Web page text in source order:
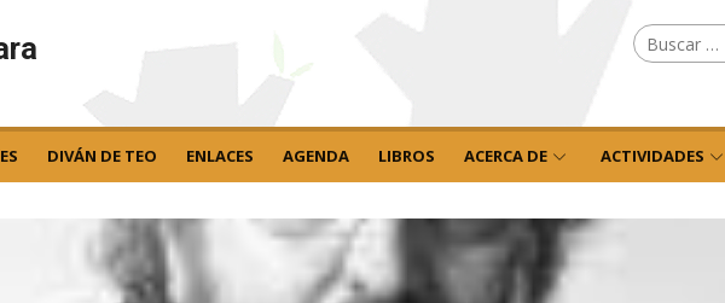
Buscar
por:
DIVÁN DE TEO ENLACES AGENDA LIBROS ACERCA DE ACTIVIDADES